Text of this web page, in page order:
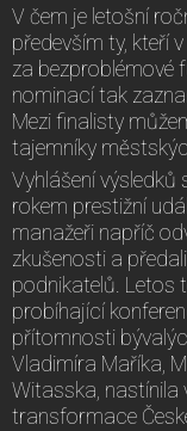
V čem je letošní
především ty, kteří
za bezproblémové
nominací tak
Mezi finalisty
tajemníky
Vyhlášení výsledků
rokem prestižní
manažeři napříč
zkušenosti a
podnikatelů. Letos
probíhající
přítomnosti
Vladimíra Maříka,
Witasska, nastínila
transformace